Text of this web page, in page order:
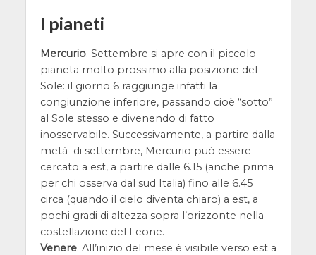
I pianeti
Mercurio. Settembre si apre con il piccolo
pianeta molto prossimo alla posizione del
Sole: il giorno 6 raggiunge infatti la
congiunzione inferiore, passando cioè “sotto”
al Sole stesso e divenendo di fatto
inosservabile. Successivamente, a partire dalla
metà di settembre, Mercurio può essere
cercato a est, a partire dalle 6.15 (anche prima
per chi osserva dal sud Italia) fino alle 6.45
circa (quando il cielo diventa chiaro) a est, a
pochi gradi di altezza sopra l’orizzonte nella
costellazione del Leone.
Venere. All’inizio del mese è visibile verso est a